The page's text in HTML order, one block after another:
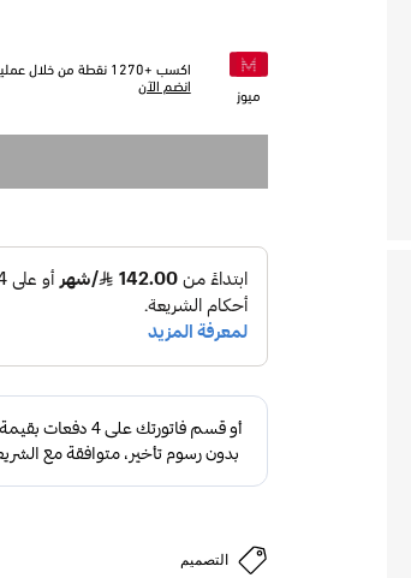
ميوز
اكسب +1270 نقطة من خلال
انضم الآن
التصميم